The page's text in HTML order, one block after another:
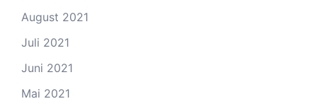
August 2021
Juli 2021
Juni 2021
Mai 2021